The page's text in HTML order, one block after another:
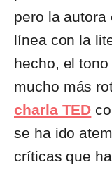
pero la autora
línea con la
hecho, el
mucho más
charla TED
se ha ido
críticas que